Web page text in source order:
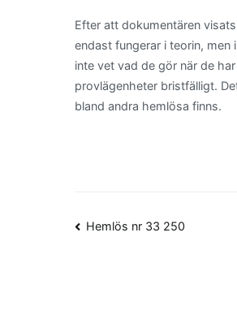
Efter att dokumentären
endast fungerar i teorin, men
inte vet vad de gör när de
provlägenheter bristfälligt.
bland andra hemlösa finns.
Hemlös nr 33 250